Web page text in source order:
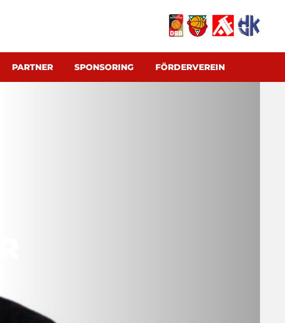
PARTNER SPONSORING FÖRDERVEREIN